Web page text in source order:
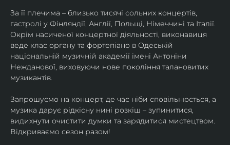
За її плечима – близько тисячі сольних концертів,
гастролі у Фінляндії, Англії, Польщі, Німеччині та Італії.
Окрім насиченої концертної діяльності, виконавиця
веде клас органу та фортепіано в Одеській
національній музичній академії імені Антоніни
Нежданової, виховуючи нове покоління талановитих
музикантів.
Запрошуємо на концерт, де час ніби сповільнюється, а
музика дарує рідкісну нині розкіш – зупинитися,
видихнути очистити думки та зарядитися мистецтвом.
Відкриваємо сезон разом!